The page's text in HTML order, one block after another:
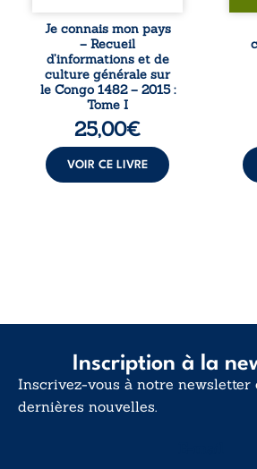
patriotique.
Accessible à tous,
ce recueil offre
des repères
essentiels pour
mieux
comprendre le ...
Je connais mon pays
– Recueil
d’informations et de
culture générale sur
le Congo 1482 – 2015 :
Tome I
25,00€
VOIR CE LIVRE
Inscription à la
Inscrivez-vous à notre newsletter
dernières nouvelles.